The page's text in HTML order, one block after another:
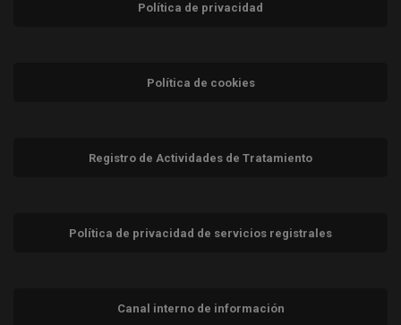
Política de privacidad
Política de cookies
Registro de Actividades de Tratamiento
Política de privacidad de servicios registrales
Canal interno de información